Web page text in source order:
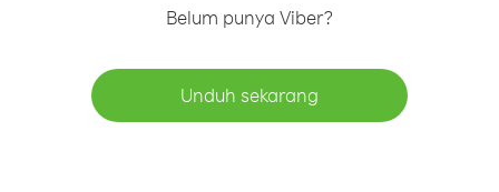
Belum punya Viber?
Unduh sekarang